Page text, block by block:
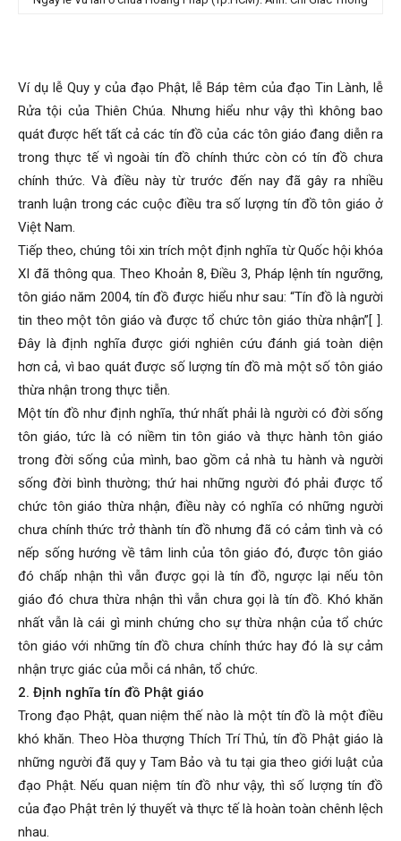
Ví dụ lễ Quy y của đạo Phật, lễ Báp têm của đạo Tin Lành, lễ
Rửa tội của Thiên Chúa. Nhưng hiểu như vậy thì không bao
quát được hết tất cả các tín đồ của các tôn giáo đang diễn ra
trong thực tế vì ngoài tín đồ chính thức còn có tín đồ chưa
chính thức. Và điều này từ trước đến nay đã gây ra nhiều
tranh luận trong các cuộc điều tra số lượng tín đồ tôn giáo ở
Việt Nam.
Tiếp theo, chúng tôi xin trích một định nghĩa từ Quốc hội khóa
XI đã thông qua. Theo Khoản 8, Điều 3, Pháp lệnh tín ngưỡng,
tôn giáo năm 2004, tín đồ được hiểu như sau: “Tín đồ là người
tin theo một tôn giáo và được tổ chức tôn giáo thừa nhận”[ ].
Đây là định nghĩa được giới nghiên cứu đánh giá toàn diện
hơn cả, vì bao quát được số lượng tín đồ mà một số tôn giáo
thừa nhận trong thực tiễn.
Một tín đồ như định nghĩa, thứ nhất phải là người có đời sống
tôn giáo, tức là có niềm tin tôn giáo và thực hành tôn giáo
trong đời sống của mình, bao gồm cả nhà tu hành và người
sống đời bình thường; thứ hai những người đó phải được tổ
chức tôn giáo thừa nhận, điều này có nghĩa có những người
chưa chính thức trở thành tín đồ nhưng đã có cảm tình và có
nếp sống hướng về tâm linh của tôn giáo đó, được tôn giáo
đó chấp nhận thì vẫn được gọi là tín đồ, ngược lại nếu tôn
giáo đó chưa thừa nhận thì vẫn chưa gọi là tín đồ. Khó khăn
nhất vẫn là cái gì minh chứng cho sự thừa nhận của tổ chức
tôn giáo với những tín đồ chưa chính thức hay đó là sự cảm
nhận trực giác của mỗi cá nhân, tổ chức.
2. Định nghĩa tín đồ Phật giáo
Trong đạo Phật, quan niệm thế nào là một tín đồ là một điều
khó khăn. Theo Hòa thượng Thích Trí Thủ, tín đồ Phật giáo là
những người đã quy y Tam Bảo và tu tại gia theo giới luật của
đạo Phật. Nếu quan niệm tín đồ như vậy, thì số lượng tín đồ
của đạo Phật trên lý thuyết và thực tế là hoàn toàn chênh lệch
nhau.